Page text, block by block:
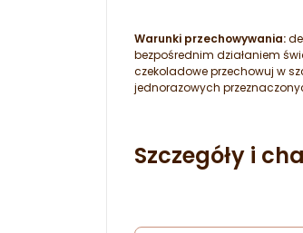
Warunki przechowywania:
bezpośrednim działaniem
czekoladowe przechowuj w
jednorazowych
Szczegóły i